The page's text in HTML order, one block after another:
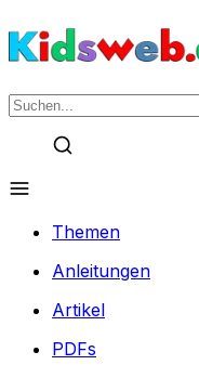
Themen
Anleitungen
Artikel
PDFs